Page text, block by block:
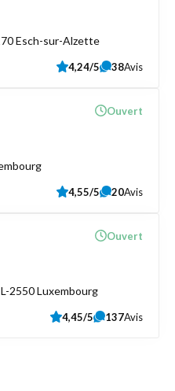
Esch-sur-Alzette
4,24/5 38Avis
Ouvert
4,55/5 20Avis
2550 Luxembourg
Ouvert
4,45/5 137Avis